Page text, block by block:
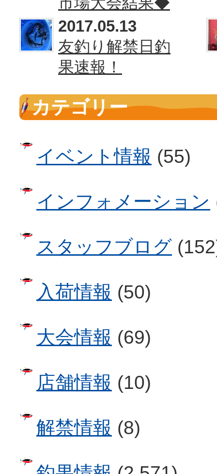
2017.05.13
友釣り解禁日釣
果速報！
カテゴリー
イベント情報 (55)
インフォメーション
スタッフブログ
入荷情報 (50)
大会情報 (69)
店舗情報 (10)
解禁情報 (8)